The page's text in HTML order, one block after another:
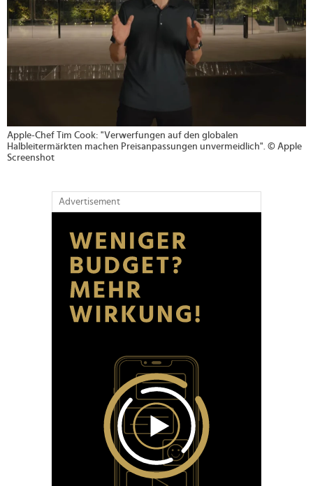
Apple-Chef Tim Cook: "Verwerfungen auf den globalen
Halbleitermärkten machen Preisanpassungen unvermeidlich". © Apple
Screenshot
Advertisement